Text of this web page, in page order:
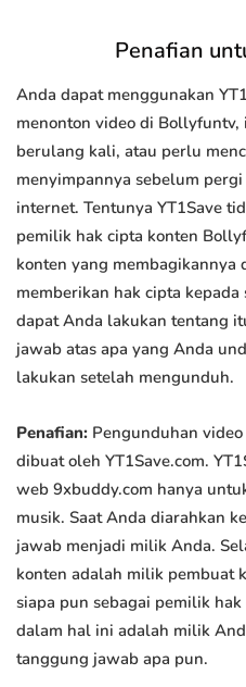
Penafian
Anda dapat menggunakan
menonton video di
berulang kali, atau perlu
menyimpannya sebelum
internet. Tentunya YT1Save
pemilik hak cipta konten
konten yang
memberikan hak cipta
dapat Anda lakukan tentang
jawab atas apa yang Anda
lakukan setelah mengunduh.
Penafian: Pengunduhan
dibuat oleh YT1Save.com.
web 9xbuddy.com hanya
musik. Saat Anda diarahkan
jawab menjadi milik Anda.
konten adalah milik pembuat
siapa pun sebagai pemilik
dalam hal ini adalah milik
tanggung jawab apa pun.